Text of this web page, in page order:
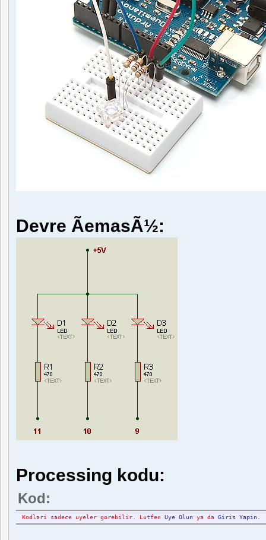
Devre ÃemasÃ½:
Processing kodu:
Kod:
Kodlari sadece uyeler gorebilir. Lutfen Uye Olun ya da Giris Yapin.